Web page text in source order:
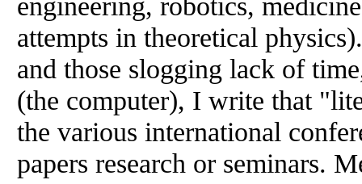
attempts in theoretical
and those slogging lack of
(the computer), I write that
the various international
papers research or seminars.